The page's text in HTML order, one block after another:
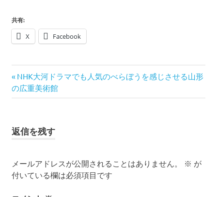
共有:
X Facebook
投
稿
ビ
ゲ
ー
前
の
記
NHK大河ドラマでも人気のべらぼうを感じさせる山形
の広重美術館
返信を残す
メールアドレスが公開されることはありません。 ※ が
付いている欄は必須項目です